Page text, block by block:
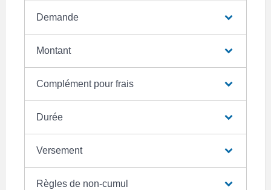
Demande
Montant
Complément pour frais
Durée
Versement
Règles de non-cumul